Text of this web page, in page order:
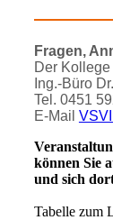
Fragen,
Der
Ing.-Büro
Tel. 0451
E-Mail
können Sie
und sich
Tabelle zum